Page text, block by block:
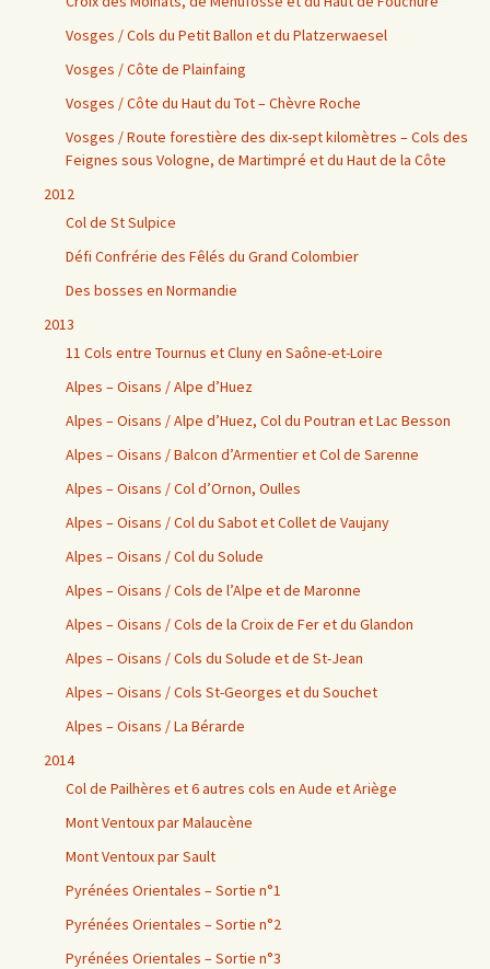
Vosges / Cols du Petit Ballon et du Platzerwaesel
Vosges / Côte de Plainfaing
Vosges / Côte du Haut du Tot – Chèvre Roche
Vosges / Route forestière des dix-sept kilomètres – Cols des
Feignes sous Vologne, de Martimpré et du Haut de la Côte
2012
Col de St Sulpice
Défi Confrérie des Fêlés du Grand Colombier
Des bosses en Normandie
2013
11 Cols entre Tournus et Cluny en Saône-et-Loire
Alpes – Oisans / Alpe d’Huez
Alpes – Oisans / Alpe d’Huez, Col du Poutran et Lac Besson
Alpes – Oisans / Balcon d’Armentier et Col de Sarenne
Alpes – Oisans / Col d’Ornon, Oulles
Alpes – Oisans / Col du Sabot et Collet de Vaujany
Alpes – Oisans / Col du Solude
Alpes – Oisans / Cols de l’Alpe et de Maronne
Alpes – Oisans / Cols de la Croix de Fer et du Glandon
Alpes – Oisans / Cols du Solude et de St-Jean
Alpes – Oisans / Cols St-Georges et du Souchet
Alpes – Oisans / La Bérarde
2014
Col de Pailhères et 6 autres cols en Aude et Ariège
Mont Ventoux par Malaucène
Mont Ventoux par Sault
Pyrénées Orientales – Sortie n°1
Pyrénées Orientales – Sortie n°2
Pyrénées Orientales – Sortie n°3